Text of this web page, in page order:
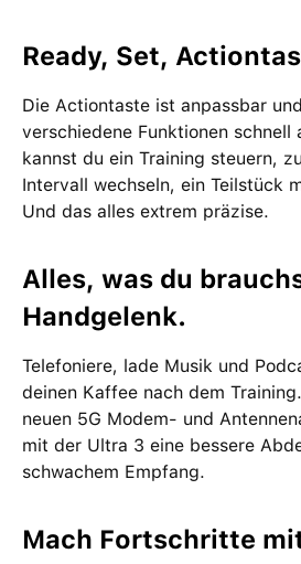
Ready, Set,
Die Actiontaste ist anpassbar
verschiedene Funktionen schnell
kannst du ein Training steuern,
Intervall wechseln, ein Teilstück
Und das alles extrem präzise.
Alles, was du
Handgelenk.
Telefoniere, lade Musik und
deinen Kaffee nach dem
neuen 5G Modem- und
mit der Ultra 3 eine bessere
schwachem Empfang.
Mach Fortschritte